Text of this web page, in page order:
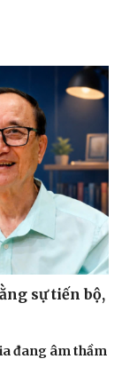
sự tiến bộ,
đang âm thầm